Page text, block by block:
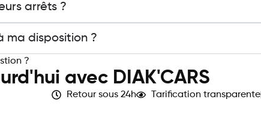
arrêts ?
ma disposition ?
?
avec DIAK'CARS
Retour sous 24h Tarification transparente